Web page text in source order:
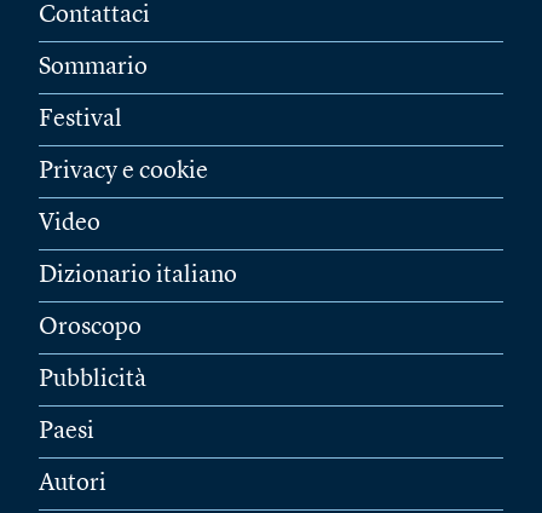
Contattaci
Sommario
Festival
Privacy e cookie
Video
Dizionario italiano
Oroscopo
Pubblicità
Paesi
Autori